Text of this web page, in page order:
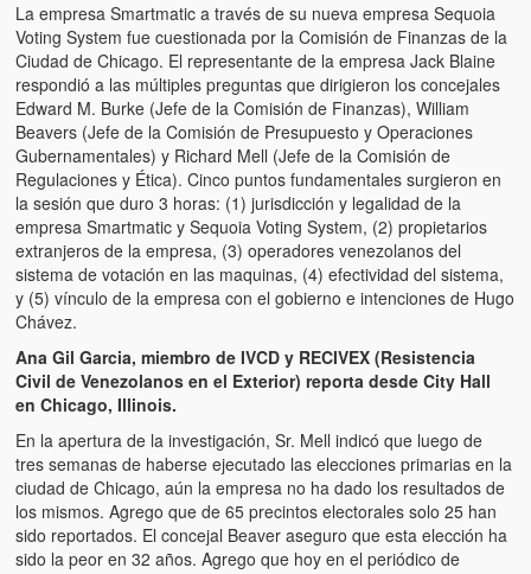
Puente Llaguno, Miraflores… ¿y Lina?
Radio Emisoras y canales de televisión clausurados por el
de Chávez hasta el 2009
Victimas del 11 de abril de 2002
Víctimas del régimen dictatorial de Chávez desde que tomó el
poder hasta el 31 de diciembre de 2009
Víctimas inocentes de la violencia castrista del 4 de Febrero de
1992
¡¡¡Miserable traidor, mira a tu pueblo!!! (Despicable traitor, look
your country!!!)
Fotos
Versos
Cuentos
La empresa Smartmatic a través de su nueva empresa Sequoia
Voting System fue cuestionada por la Comisión de Finanzas de la
Ciudad de Chicago. El representante de la empresa Jack Blaine
respondió a las múltiples preguntas que dirigieron los concejales
Edward M. Burke (Jefe de la Comisión de Finanzas), William
Beavers (Jefe de la Comisión de Presupuesto y Operaciones
Gubernamentales) y Richard Mell (Jefe de la Comisión de
Regulaciones y Ética). Cinco puntos fundamentales surgieron en
la sesión que duro 3 horas: (1) jurisdicción y legalidad de la
empresa Smartmatic y Sequoia Voting System, (2) propietarios
extranjeros de la empresa, (3) operadores venezolanos del
sistema de votación en las maquinas, (4) efectividad del sistema,
y (5) vínculo de la empresa con el gobierno e intenciones de Hugo
Chávez.
Ana Gil Garcia, miembro de IVCD y RECIVEX (Resistencia
Civil de Venezolanos en el Exterior) reporta desde City Hall
en Chicago, Illinois.
En la apertura de la investigación, Sr. Mell indicó que luego de
tres semanas de haberse ejecutado las elecciones primarias en la
ciudad de Chicago, aún la empresa no ha dado los resultados de
los mismos. Agrego que de 65 precintos electorales solo 25 han
sido reportados. El concejal Beaver aseguro que esta elección ha
sido la peor en 32 años. Agrego que hoy en el periódico de